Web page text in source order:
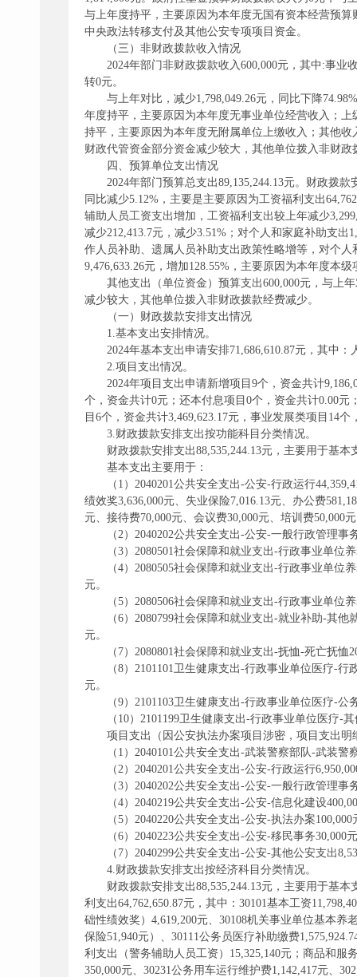
与上年度持平，主要原因为本年度无国有资本经营预算
中央政法转移支付及其他公安专项项目资金。
（三）非财政拨款收入情况
2024年部门非财政拨款收入600,000元，其中:事
转0元。
与上年对比，减少1,798,049.26元，同比下降
年度持平，主要原因为本年度无事业单位经营收入；
持平，主要原因为本年度无附属单位上缴收入；其他收
财政代管资金部分资金减少较大，其他单位拨入非财
四、预算单位支出情况
2024年部门预算总支出89,135,244.13元。财政拨
同比减少5.12%，主要是主要原因为工资福利支出
辅助人员工资支出增加，工资福利支出较上年减少
减少212,413.7元，减少3.51%；对个人和家庭补助支
作人员补助、遗属人员补助支出政策性略增等，对个人
9,476,633.26元，增加128.55%，主要原因为本年度本
其他支出（单位资金）预算支出600,000元，与上
减少较大，其他单位拨入非财政拨款经费减少。
（一）财政拨款安排支出情况
1.基本支出安排情况。
2024年基本支出申请安排71,686,610.87元，其中
2.项目支出情况。
2024年项目支出申请新增项目9个，资金共计
个，资金共计0元；还本付息项目0个，资金共计0.00
目6个，资金共计3,469,623.17元，事业发展类项目14个
3.财政拨款安排支出按功能科目分类情况。
财政拨款安排支出88,535,244.13元，主要用于基
基本支出主要用于：
（1）2040201公共安全支出-公安-行政运行
绩效奖3,636,000元、失业保险7,016.13元、办公费
元、接待费70,000元、会议费30,000元、培训费50,000
（2）2040202公共安全支出-公安-一般行政管理
（3）2080501社会保障和就业支出-行政事业单位
（4）2080505社会保障和就业支出-行政事业单
元。
（5）2080506社会保障和就业支出-行政事业单
（6）2080799社会保障和就业支出-就业补助-其
元。
（7）2080801社会保障和就业支出-抚恤-死亡抚
（8）2101101卫生健康支出-行政事业单位医疗-
元。
（9）2101103卫生健康支出-行政事业单位医疗-
（10）2101199卫生健康支出-行政事业单位医疗-
项目支出（因公安执法办案项目涉密，项目支出
（1）2040101公共安全支出-武装警察部队-武装
（2）2040201公共安全支出-公安-行政运行
（3）2040202公共安全支出-公安-一般行政管理
（4）2040219公共安全支出-公安-信息化建设
（5）2040220公共安全支出-公安-执法办案
（6）2040223公共安全支出-公安-移民事务30,000
（7）2040299公共安全支出-公安-其他公安支出
4.财政拨款安排支出按经济科目分类情况。
财政拨款安排支出88,535,244.13元，主要用于基
利支出64,762,650.87元，其中：30101基本工资
础性绩效奖）4,619,200元、30108机关事业单位基本养
保险51,940元）、30111公务员医疗补助缴费
利支出（警务辅助人员工资）15,325,140元；商品和服
350,000元、30231公务用车运行维护费1,142,417元、